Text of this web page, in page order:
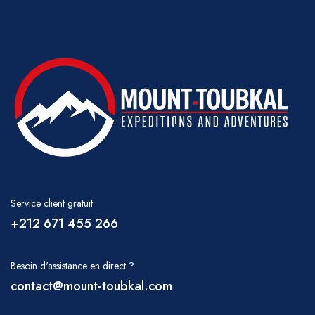
Nous vous recommandons d'emporter vos
bagages de trekking dans un grand sac de
voyage ou un sac à dos qui peut
éventuellement être plié à l'intérieur de vos
bagages principaux si vous voyagez
habituelles. Vous devriez également prendre
potable, un appareil photo, un chapeau, un
imperméable, etc., car vous ne serez pas
conditions aussi limitées.
Nous vous recommandons d'emporter vos
bagages de trekking dans un grand sac de
voyage ou un sac à dos qui peut
éventuellement être plié à l'intérieur de vos
bagages principaux si vous voyagez
sécurité de vos valises habituelles. Vous
devriez également prendre un sac à dos
appareil photo, un chapeau, un imperméable,
etc., car vous ne serez peut-être pas en
Service client gratuit
+212 671 455 266
Besoin d'assistance en direct ?
contact@mount-toubkal.com